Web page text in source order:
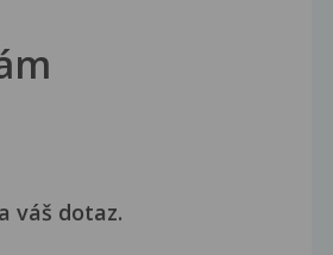
váš dotaz.